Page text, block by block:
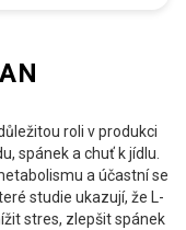
roli v produkci
spánek a chuť k jídlu.
a účastní se
studie ukazují, že L-
stres, zlepšit spánek